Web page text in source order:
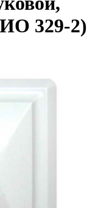
329-2)